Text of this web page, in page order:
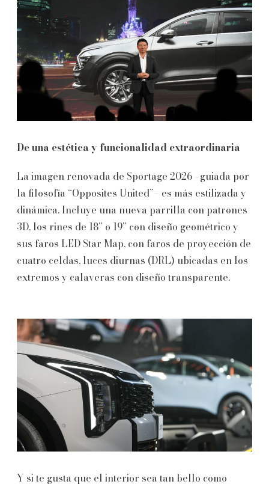
De una estética y funcionalidad extraordinaria
La imagen renovada de Sportage 2026 –guiada por
la filosofía “Opposites United”– es más estilizada y
dinámica. Incluye una nueva parrilla con patrones
3D, los rines de 18” o 19” con diseño geométrico y
sus faros LED Star Map, con faros de proyección de
cuatro celdas, luces diurnas (DRL) ubicadas en los
extremos y calaveras con diseño transparente.
Y si te gusta que el interior sea tan bello como